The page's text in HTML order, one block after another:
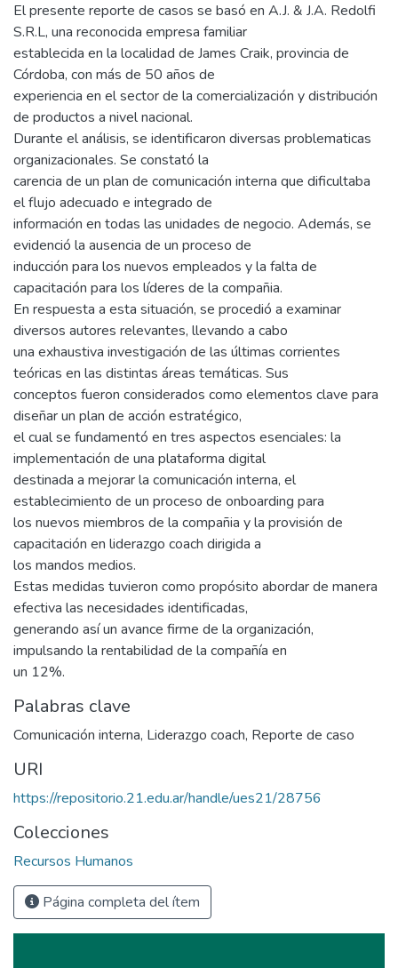
El presente reporte de casos se basó en A.J. & J.A. Redolfi
S.R.L, una reconocida empresa familiar
establecida en la localidad de James Craik, provincia de
Córdoba, con más de 50 años de
experiencia en el sector de la comercialización y distribución
de productos a nivel nacional.
Durante el análisis, se identificaron diversas problematicas
organizacionales. Se constató la
carencia de un plan de comunicación interna que dificultaba
el flujo adecuado e integrado de
información en todas las unidades de negocio. Además, se
evidenció la ausencia de un proceso de
inducción para los nuevos empleados y la falta de
capacitación para los líderes de la compañia.
En respuesta a esta situación, se procedió a examinar
diversos autores relevantes, llevando a cabo
una exhaustiva investigación de las últimas corrientes
teóricas en las distintas áreas temáticas. Sus
conceptos fueron considerados como elementos clave para
diseñar un plan de acción estratégico,
el cual se fundamentó en tres aspectos esenciales: la
implementación de una plataforma digital
destinada a mejorar la comunicación interna, el
establecimiento de un proceso de onboarding para
los nuevos miembros de la compañia y la provisión de
capacitación en liderazgo coach dirigida a
los mandos medios.
Estas medidas tuvieron como propósito abordar de manera
efectiva las necesidades identificadas,
generando así un avance firme de la organización,
impulsando la rentabilidad de la compañía en
un 12%.
Palabras clave
Comunicación interna, Liderazgo coach, Reporte de caso
URI
https://repositorio.21.edu.ar/handle/ues21/28756
Colecciones
Recursos Humanos
Página completa del ítem